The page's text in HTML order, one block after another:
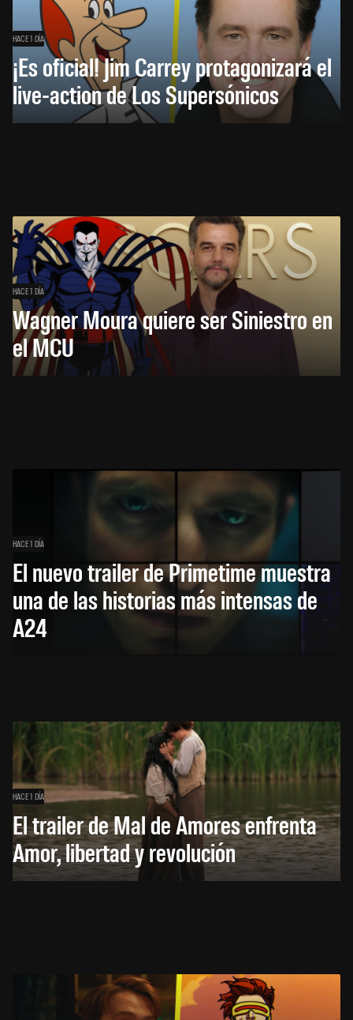
HACE 1 DÍA
¡Es oficial! Jim Carrey protagonizará el
live-action de Los Supersónicos
HACE 1 DÍA
Wagner Moura quiere ser Siniestro en
el MCU
HACE 1 DÍA
El nuevo trailer de Primetime muestra
una de las historias más intensas de
A24
HACE 1 DÍA
El trailer de Mal de Amores enfrenta
Amor, libertad y revolución